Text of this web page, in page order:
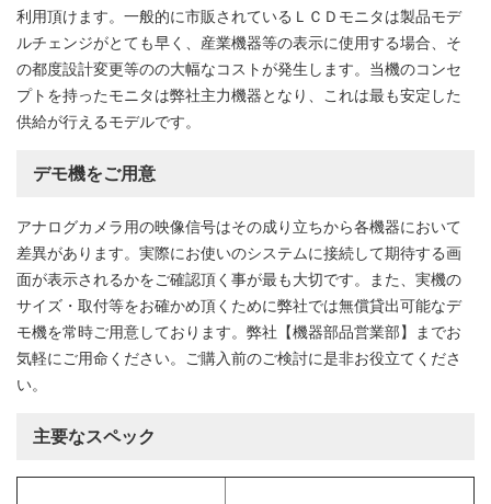
利用頂けます。一般的に市販されているＬＣＤモニタは製品モデ
ルチェンジがとても早く、産業機器等の表示に使用する場合、そ
の都度設計変更等のの大幅なコストが発生します。当機のコンセ
プトを持ったモニタは弊社主力機器となり、これは最も安定した
供給が行えるモデルです。
デモ機をご用意
アナログカメラ用の映像信号はその成り立ちから各機器において
差異があります。実際にお使いのシステムに接続して期待する画
面が表示されるかをご確認頂く事が最も大切です。また、実機の
サイズ・取付等をお確かめ頂くために弊社では無償貸出可能なデ
モ機を常時ご用意しております。弊社【機器部品営業部】までお
気軽にご用命ください。ご購入前のご検討に是非お役立てくださ
い。
主要なスペック